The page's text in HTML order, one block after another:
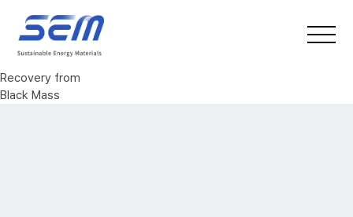
본문 바로가기
메인메뉴 바로가기
Technology
Lithium First :
Prioritized Lithium
Recovery from
Black Mass